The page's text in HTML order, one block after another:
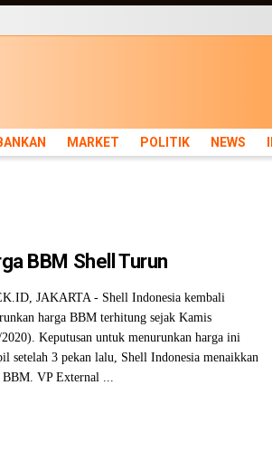
POLITIK NEWS INFRASTRUKTUR LIFESTYLE
MARKET POLITIK NEWS
BBM Shell Turun
JAKARTA - Shell Indonesia kembali
harga BBM terhitung sejak Kamis
Keputusan untuk menurunkan harga ini
setelah 3 pekan lalu, Shell Indonesia menaikkan
BBM. VP External ...